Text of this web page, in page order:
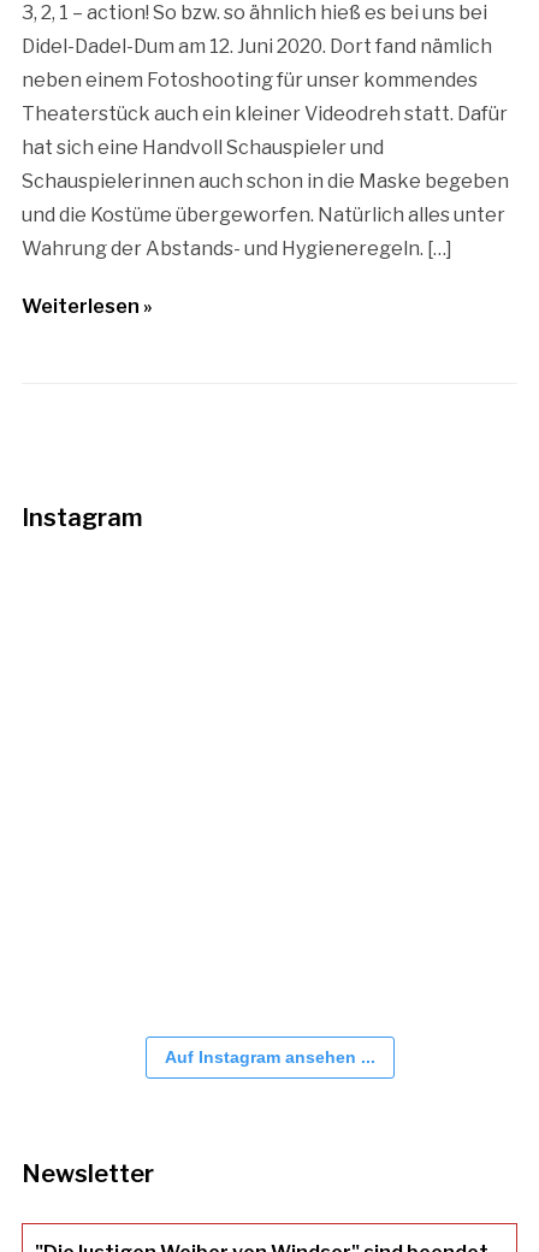
3, 2, 1 – action! So bzw. so ähnlich hieß es bei uns bei
Didel-Dadel-Dum am 12. Juni 2020. Dort fand nämlich
neben einem Fotoshooting für unser kommendes
Theaterstück auch ein kleiner Videodreh statt. Dafür
hat sich eine Handvoll Schauspieler und
Schauspielerinnen auch schon in die Maske begeben
und die Kostüme übergeworfen. Natürlich alles unter
Wahrung der Abstands- und Hygieneregeln. […]
Weiterlesen »
Instagram
Auf Instagram ansehen ...
Newsletter